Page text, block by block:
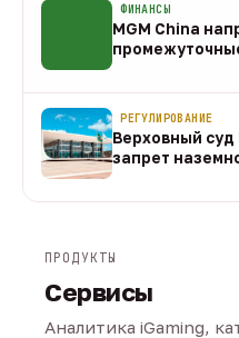
ФИНАНСЫ
MGM China
РЕГУЛИРОВАНИЕ
Верховный
запрет
ПРОДУКТЫ
Сервисы
Аналитика iGaming,